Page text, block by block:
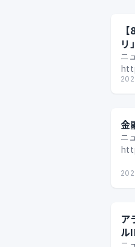
リ
ー
ニ
金
ニ
ア
ル
ニ